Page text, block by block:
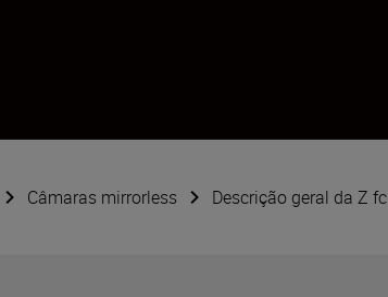
Câmaras mirrorless Descrição geral da Z fc